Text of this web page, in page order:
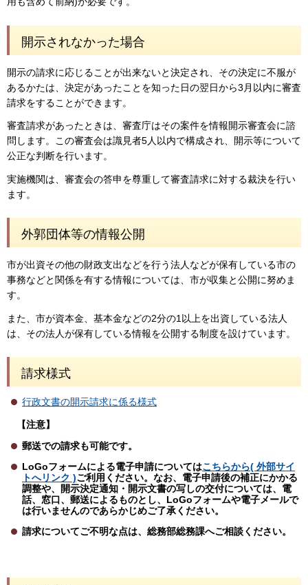
開示されなかった場合
開示の請求に応じることが出来ないと決定され、その決定に不服が
あるかたは、決定があったことを知った日の翌日から3月以内に審査
請求をすることができます。
審査請求があったときは、審査庁はその案件を情報開示審査会に諮
問します。この審査会は識見者5人以内で構成され、開示等について
公正な判断を行います。
実施機関は、審査会の答申を尊重して審査請求に対する裁決を行い
ます。
外郭団体等の情報公開
市が出資その他の財政支出などを行う法人などが保有している市の
事務などと関係を有する情報については、市が収集と公開に努めま
す。
また、市が資本金、基本金などの2分の1以上を出資している法人
は、その法人が保有している情報を公開する制度を設けています。
請求様式
行政文書の開示請求に係る様式
【注意】
郵送での請求も可能です。
LoGoフォームによる電子申請についてはこちらから( 外部サイ
トへリンク )ご利用ください。なお、電子申請後の補正にかかる
調整や、開示決定通知・開示文書の写しの交付については、電
話、窓口、郵送によるものとし、LoGoフォームや電子メールで
は行いませんのであらかじめご了承ください。
請求についてご不明な点は、総務部総務課へご相談ください。